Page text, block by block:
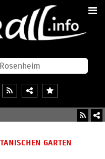
GARTEN